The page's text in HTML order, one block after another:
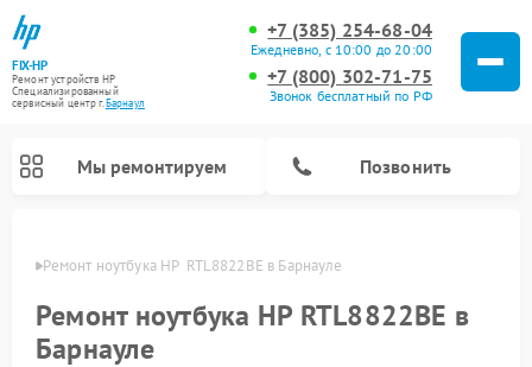
FIX-HP
Ремонт устройств HP
Специализированный
cервисный центр г.Барнаул
+7 (385) 254-68-04
Ежедневно, с 10:00 до 20:00
+7 (800) 302-71-75
Звонок бесплатный по РФ
Мы ремонтируем Позвонить
Ремонт ноутбука HP  RTL8822BE в Барнауле
Ремонт ноутбука HP RTL8822BE в
Барнауле